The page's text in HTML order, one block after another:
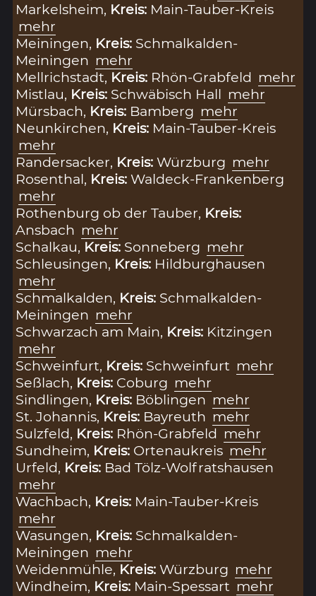
Markelsheim, Kreis: Main-Tauber-Kreis
mehr
Meiningen, Kreis: Schmalkalden-
Meiningen mehr
Mellrichstadt, Kreis: Rhön-Grabfeld mehr
Mistlau, Kreis: Schwäbisch Hall mehr
Mürsbach, Kreis: Bamberg mehr
Neunkirchen, Kreis: Main-Tauber-Kreis
mehr
Randersacker, Kreis:Würzburg mehr
Rosenthal, Kreis:Waldeck-Frankenberg
mehr
Rothenburg ob der Tauber, Kreis:
Ansbach mehr
Schalkau, Kreis: Sonneberg mehr
Schleusingen, Kreis: Hildburghausen
mehr
Schmalkalden, Kreis: Schmalkalden-
Meiningen mehr
Schwarzach am Main, Kreis: Kitzingen
mehr
Schweinfurt, Kreis: Schweinfurt mehr
Seßlach, Kreis: Coburg mehr
Sindlingen, Kreis: Böblingen mehr
St. Johannis, Kreis: Bayreuth mehr
Sulzfeld, Kreis: Rhön-Grabfeld mehr
Sundheim, Kreis: Ortenaukreis mehr
Urfeld, Kreis: Bad Tölz-Wolfratshausen
mehr
Wachbach, Kreis: Main-Tauber-Kreis
mehr
Wasungen, Kreis: Schmalkalden-
Meiningen mehr
Weidenmühle, Kreis:Würzburg mehr
Windheim, Kreis: Main-Spessart mehr